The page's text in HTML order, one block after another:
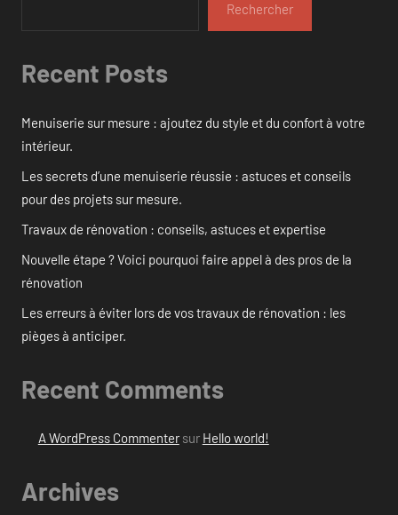
Rechercher
Recent Posts
Menuiserie sur mesure : ajoutez du style et du confort à votre
intérieur.
Les secrets d’une menuiserie réussie : astuces et conseils
pour des projets sur mesure.
Travaux de rénovation : conseils, astuces et expertise
Nouvelle étape ? Voici pourquoi faire appel à des pros de la
rénovation
Les erreurs à éviter lors de vos travaux de rénovation : les
pièges à anticiper.
Recent Comments
A WordPress Commentersur Hello world!
Archives